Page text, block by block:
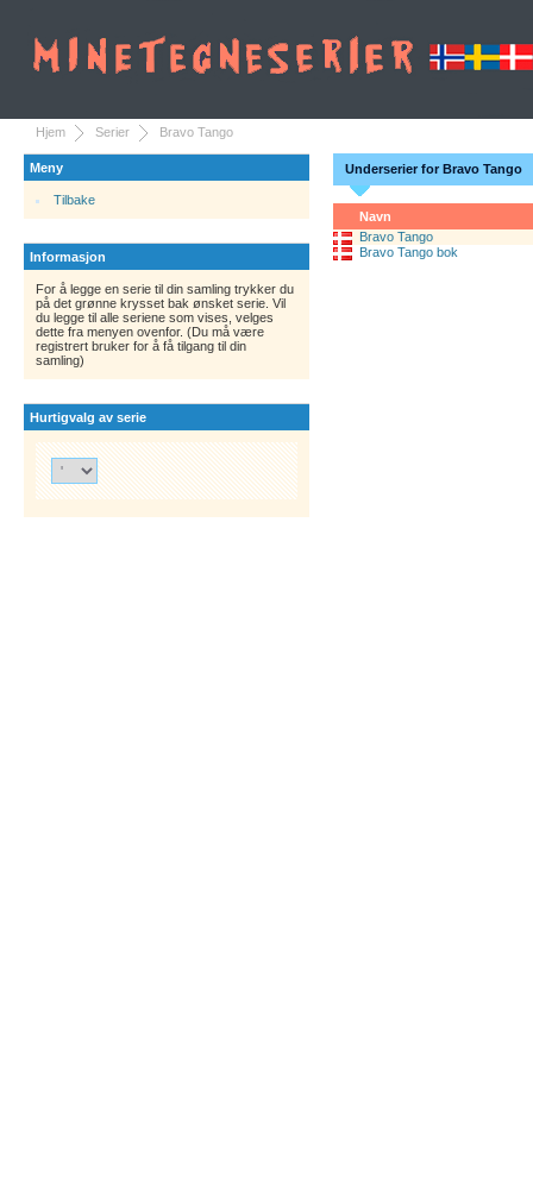
Hjem Serier Bravo Tango
Meny
Tilbake
Informasjon
For å legge en serie til din samling trykker du
på det grønne krysset bak ønsket serie. Vil
du legge til alle seriene som vises, velges
dette fra menyen ovenfor. (Du må være
registrert bruker for å få tilgang til din
samling)
Hurtigvalg av serie
Underserier for Bravo Tango
Navn
Bravo Tango
Bravo Tango bok